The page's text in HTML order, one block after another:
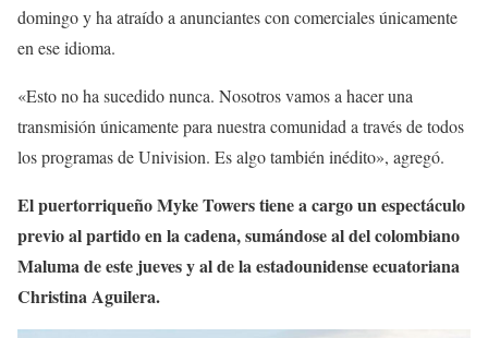
domingo y ha atraído a anunciantes con comerciales únicamente
en ese idioma.
«Esto no ha sucedido nunca. Nosotros vamos a hacer una
transmisión únicamente para nuestra comunidad a través de todos
los programas de Univision. Es algo también inédito», agregó.
El puertorriqueño Myke Towers tiene a cargo un espectáculo
previo al partido en la cadena, sumándose al del colombiano
Maluma de este jueves y al de la estadounidense ecuatoriana
Christina Aguilera.